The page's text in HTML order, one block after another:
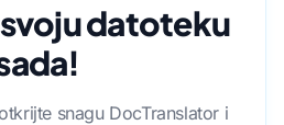
datoteku
snagu DocTranslator i